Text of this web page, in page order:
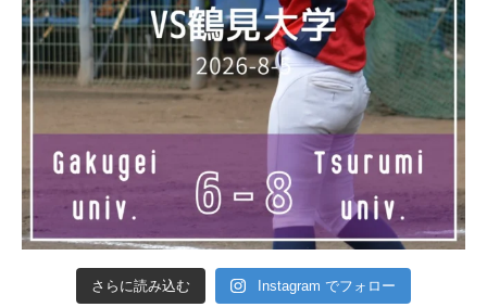
さらに読み込む Instagram でフォロー